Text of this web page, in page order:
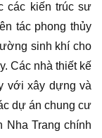
các kiến trúc sư
tác phong thủy
sinh khí cho
Các nhà thiết kế
với xây dựng và
dự án chung cư
Nha Trang chính